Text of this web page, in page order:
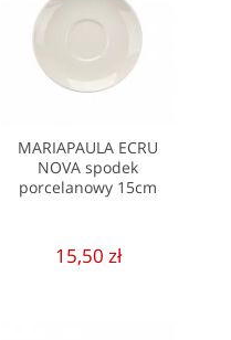
MARIAPAULA ECRU
NOVA spodek
porcelanowy 15cm
15,50 zł